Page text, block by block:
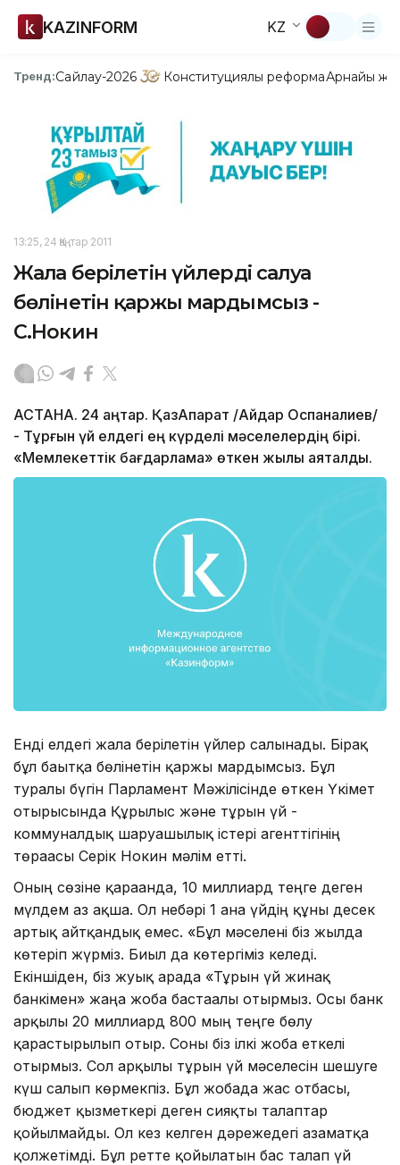
KAZINFORM KZ
Тренд:Сайлау-2026 Конституциялық реформаАрнайы
13:25, 24 Қаңтар 2011
Жалға берілетін үйлерді салуға
бөлінетін қаржы мардымсыз -
С.Нокин
АСТАНА. 24 қаңтар. ҚазАқпарат /Айдар Оспаналиев/
- Тұрғын үй елдегі ең күрделі мәселелердің бірі.
«Мемлекеттік бағдарлама» өткен жылы аяқталды.
Енді елдегі жалға берілетін үйлер салынады. Бірақ
бұл бағытқа бөлінетін қаржы мардымсыз. Бұл
туралы бүгін Парламент Мәжілісінде өткен Үкімет
отырысында Құрылыс және тұрғын үй -
коммуналдық шаруашылық істері агенттігінің
төрағасы Серік Нокин мәлім етті.
Оның сөзіне қарағанда, 10 миллиард теңге деген
мүлдем аз ақша. Ол небәрі 1 ғана үйдің құны десек
артық айтқандық емес. «Бұл мәселені біз жылда
көтеріп жүрміз. Биыл да көтергіміз келеді.
Екіншіден, біз жуық арада «Тұрғын үй жинақ
банкімен» жаңа жоба бастағалы отырмыз. Осы банк
арқылы 20 миллиард 800 мың теңге бөлу
қарастырылып отыр. Соны біз ілкі жоба еткелі
отырмыз. Сол арқылы тұрғын үй мәселесін шешуге
күш салып көрмекпіз. Бұл жобада жас отбасы,
бюджет қызметкері деген сияқты талаптар
қойылмайды. Ол кез келген дәрежедегі азаматқа
қолжетімді. Бұл ретте қойылатын бас талап үй